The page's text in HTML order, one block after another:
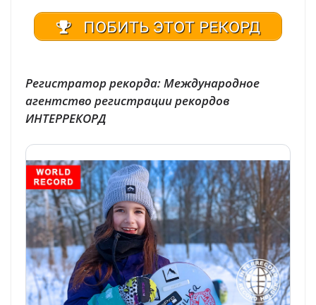
ПОБИТЬ ЭТОТ РЕКОРД
Регистратор рекорда: Международное
агентство регистрации рекордов
ИНТЕРРЕКОРД